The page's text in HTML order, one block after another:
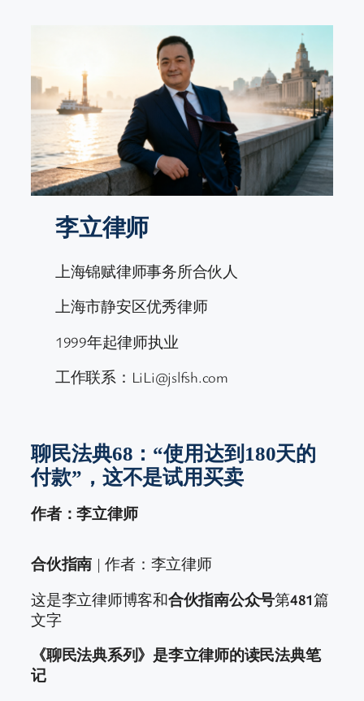
李立律师
上海锦赋律师事务所合伙人
上海市静安区优秀律师
1999年起律师执业
工作联系：LiLi@jslfsh.com
聊民法典68：“使用达到180天的
付款”，这不是试用买卖
作者：李立律师
合伙指南 | 作者：李立律师
这是李立律师博客和合伙指南公众号第481篇
文字
《聊民法典系列》是李立律师的读民法典笔
记